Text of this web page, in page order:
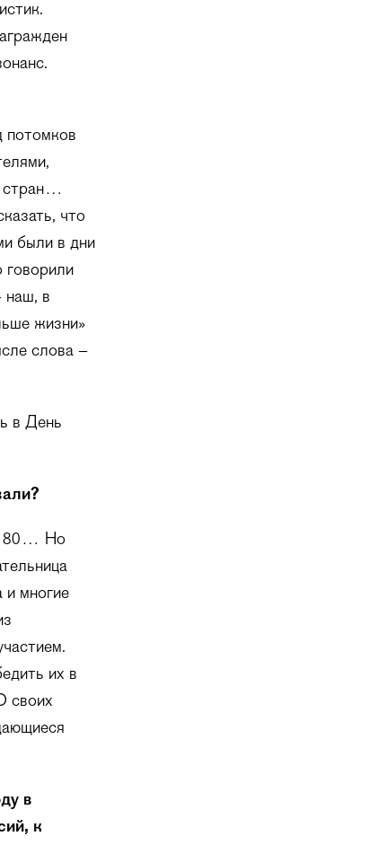
потомков
стран…
что
были в дни
говорили
наш, в
жизни»
слова –
в День
80… Но
и многие
их в
своих
в
к